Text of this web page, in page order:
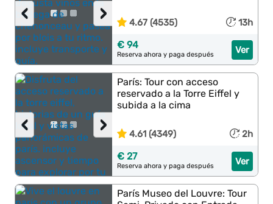
›
‹ 4.67 (4535) 13h
Ver
€ 94
Reserva ahora y paga después
›
‹
París: Tour con acceso
reservado a la Torre Eiffel y
subida a la cima
4.61 (4349) 2h
Ver
€ 27
Reserva ahora y paga después
París Museo del Louvre: Tour